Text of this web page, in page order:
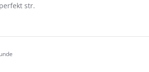
str.